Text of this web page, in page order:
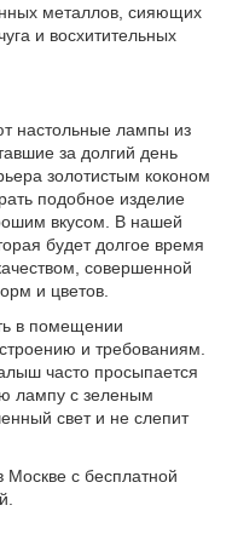
металлов, сияющих
и восхитительных
настольные лампы из
за долгий день
золотистым коконом
подобное изделие
вкусом. В нашей
будет долгое время
совершенной
и цветов.
в помещении
и требованиям.
часто просыпается
лампу с зеленым
свет и не слепит
с бесплатной